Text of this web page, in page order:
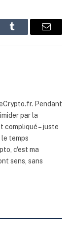
Tumblr Email
Pendant
par la
compliqué – juste
temps
c'est ma
sens, sans